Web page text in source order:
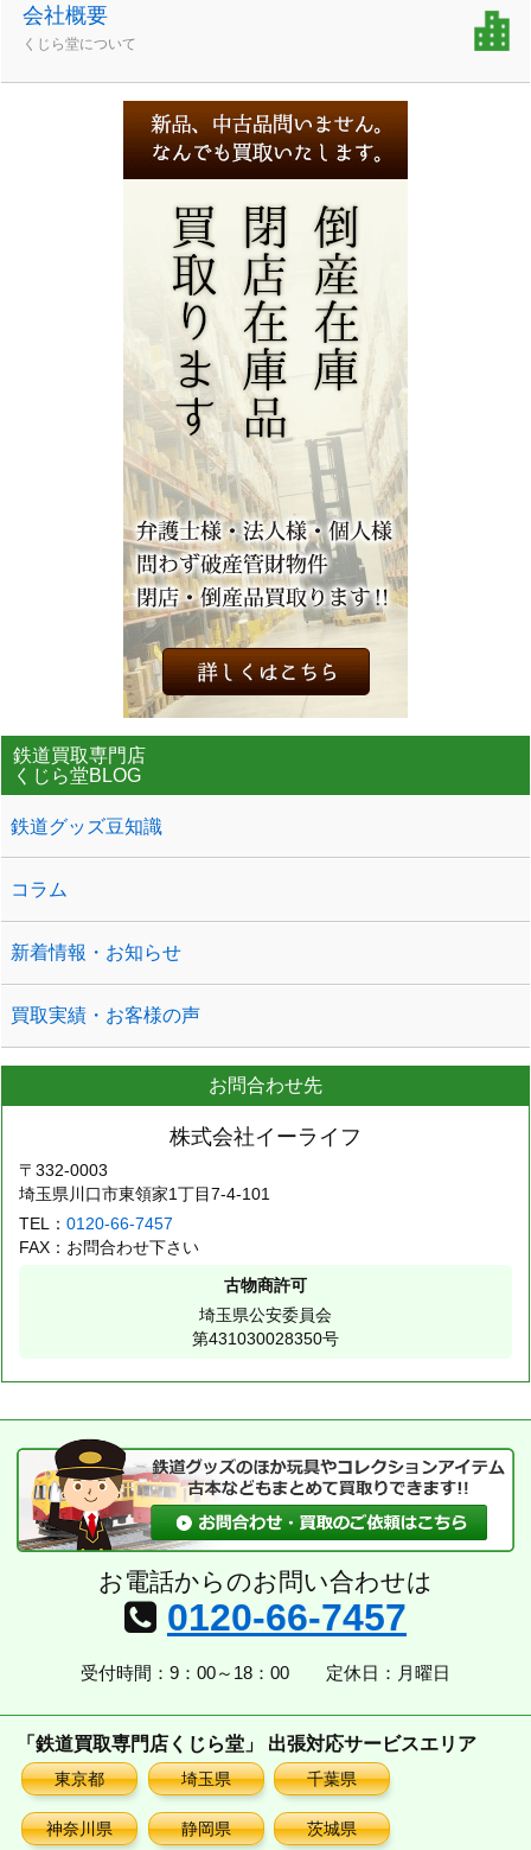
会社概要
くじら堂について
鉄道買取専門店
くじら堂BLOG
鉄道グッズ豆知識
コラム
新着情報・お知らせ
買取実績・お客様の声
お問合わせ先
株式会社イーライフ
〒332-0003
埼玉県川口市東領家1丁目7-4-101
TEL：0120-66-7457
FAX：お問合わせ下さい
古物商許可
埼玉県公安委員会
第431030028350号
お電話からのお問い合わせは
0120-66-7457
受付時間：9：00～18：00 定休日：月曜日
「鉄道買取専門店くじら堂」 出張対応サービスエリア
東京都 埼玉県 千葉県
神奈川県 静岡県 茨城県